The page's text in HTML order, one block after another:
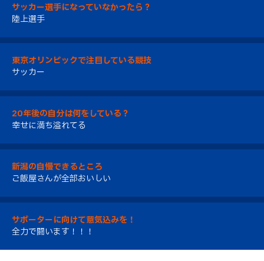
サッカー選手になっていなかったら？
陸上選手
東京オリンピックで注目している競技
サッカー
20年後の自分は何をしている？
幸せに満ち溢れてる
新潟の自慢できるところ
ご飯屋さんが全部おいしい
サポーターに向けて意気込みを！
全力で闘います！！！